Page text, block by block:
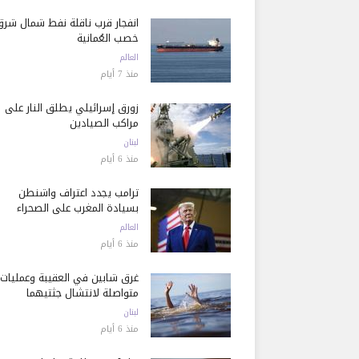
انفجار قرب ناقلة نفط شمال
خصب العُمانية
العالم
منذ 7 أيام
زورق إسرائيلي يطلق النار على
مراكب الصيادين
لبنان
منذ 6 أيام
ترامب يجدد اعتراف واشنطن
بسيادة المغرب على الصحراء
العالم
منذ 6 أيام
غرق شابين في العقيبة وعمليات
متواصلة لانتشال جثتيهما
لبنان
منذ 6 أيام